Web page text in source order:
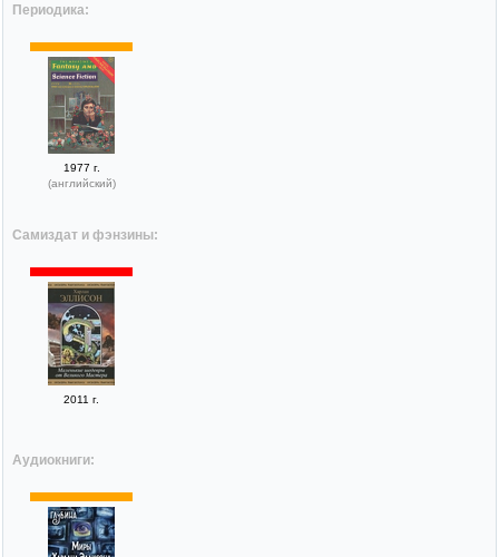
Периодика:
1977 г.
(английский)
Самиздат и фэнзины:
2011 г.
Аудиокниги: